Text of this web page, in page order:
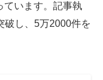
ています。記事執
破し、5万2000件を